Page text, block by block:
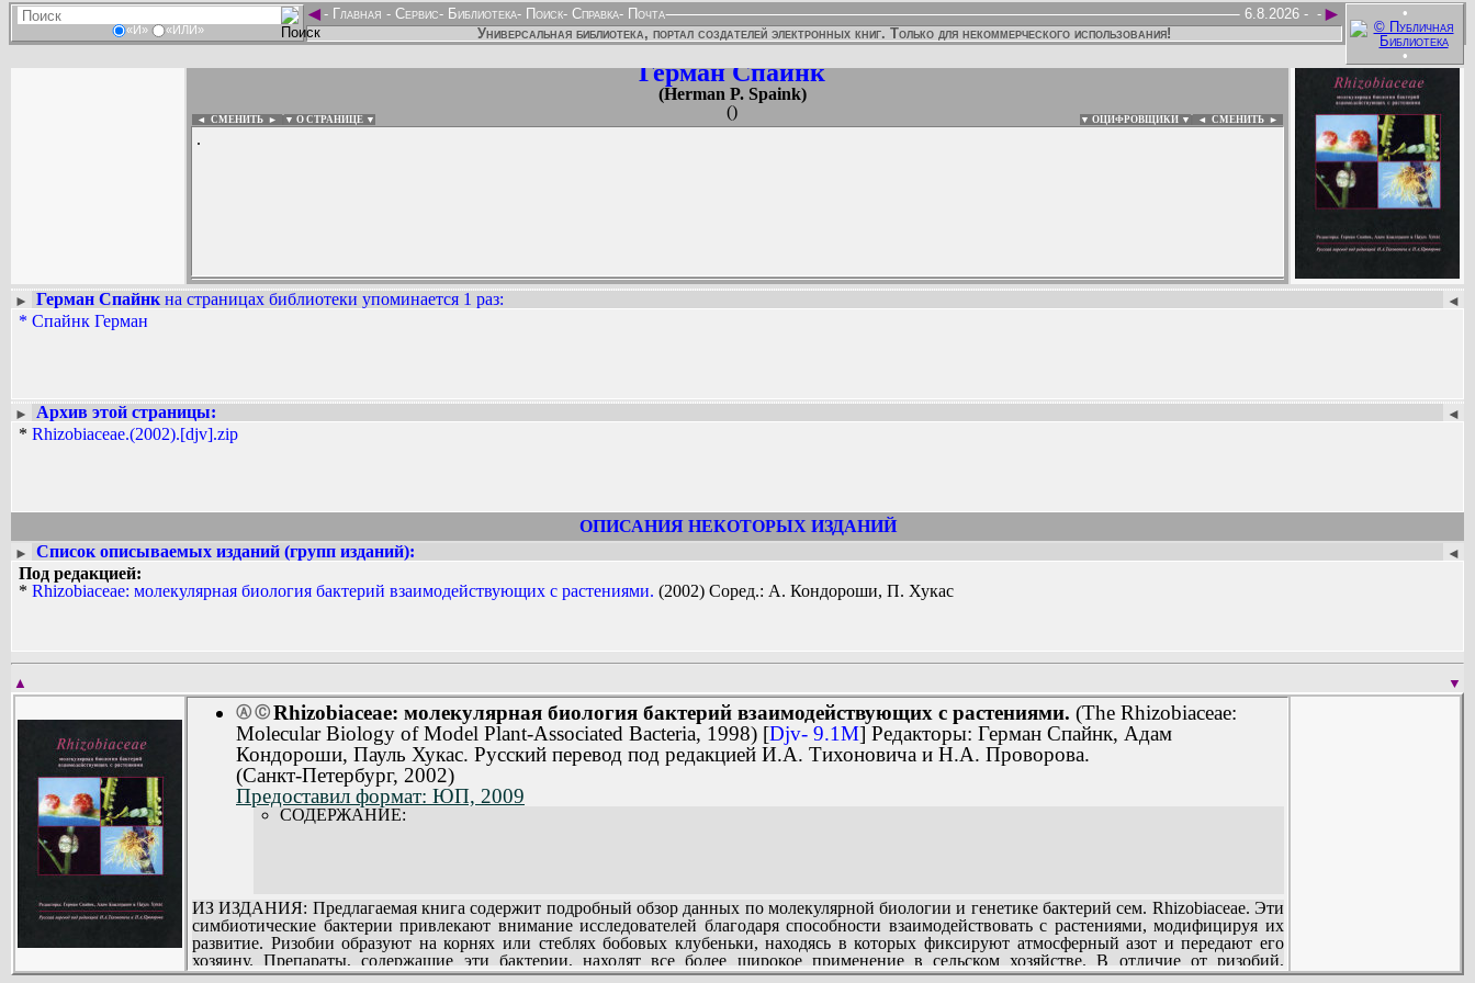
«И» «ИЛИ»
•
•
◄ ►
- Главная - Сервис- Библиотека- Поиск- Справка- Почта -
6.8.2026 -
Универсальная библиотека, портал создателей электронных книг. Только для некоммерческого использования!
Герман Спайнк
(Herman P. Spaink)
()
◄ СМЕНИТЬ ► ▼ О СТРАНИЦЕ ▼ ▼ ОЦИФРОВЩИКИ ▼ ◄ СМЕНИТЬ ►
.
:
Вадим Ершов...
► ◄
Герман Спайнк на страницах библиотеки упоминается 1 раз:
* Спайнк Герман
► ◄
Архив этой страницы:
* Rhizobiaceae.(2002).[djv].zip
ОПИСАНИЯ НЕКОТОРЫХ ИЗДАНИЙ
► ◄
Список описываемых изданий (групп изданий):
Под редакцией:
* Rhizobiaceae: молекулярная биология бактерий взаимодействующих с растениями. (2002) Соред.: А. Кондороши, П. Хукас
▼
▲
Ⓐ Ⓒ Rhizobiaceae: молекулярная биология бактерий взаимодействующих с растениями. (The Rhizobiaceae:
Molecular Biology of Model Plant-Associated Bacteria, 1998) [Djv- 9.1M] Редакторы: Герман Спайнк, Адам
Кондороши, Пауль Хукас. Русский перевод под редакцией И.А. Тихоновича и Н.А. Проворова.
(Санкт-Петербург, 2002)
Предоставил формат: ЮП, 2009
СОДЕРЖАНИЕ:
ИЗ ИЗДАНИЯ: Предлагаемая книга содержит подробный обзор данных по молекулярной биологии и генетике бактерий сем. Rhizobiaceae. Эти
симбиотические бактерии привлекают внимание исследователей благодаря способности взаимодействовать с растениями, модифицируя их
развитие. Ризобии образуют на корнях или стеблях бобовых клубеньки, находясь в которых фиксируют атмосферный азот и передают его
хозяину. Препараты, содержащие эти бактерии, находят все более широкое применение в сельском хозяйстве. В отличие от ризобий,
агробактерии являются паразитами растений, вызывая их опухолевую трансформацию. Однако и этот процесс нашел применение в практике,